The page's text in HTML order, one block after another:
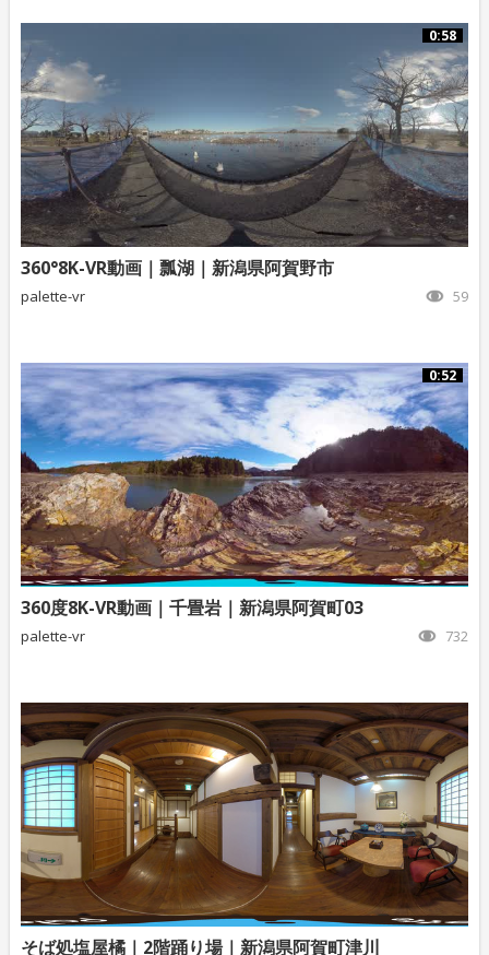
0:58
360°8K-VR動画｜瓢湖｜新潟県阿賀野市
palette-vr 59
0:52
360度8K-VR動画｜千畳岩｜新潟県阿賀町03
palette-vr 732
そば処塩屋橘｜2階踊り場｜新潟県阿賀町津川